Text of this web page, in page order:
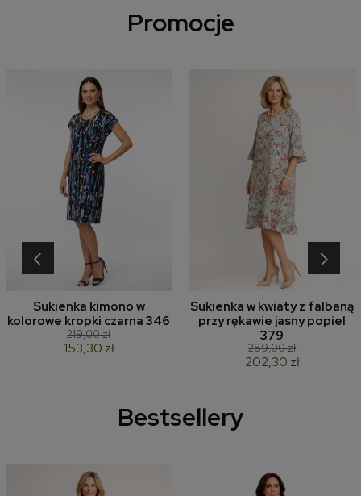
Promocje
Sukienka kimono w
kolorowe kropki czarna 346
219,00 zł
153,30 zł
Sukienka w kwiaty z falbaną
przy rękawie jasny popiel
379
289,00 zł
202,30 zł
‹ ›
Bestsellery